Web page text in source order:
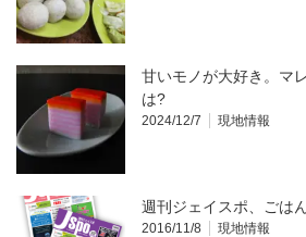
甘いモノが大好き。マ
は?
2024/12/7 現地情報
週刊ジェイスポ、ごは
2016/11/8 現地情報